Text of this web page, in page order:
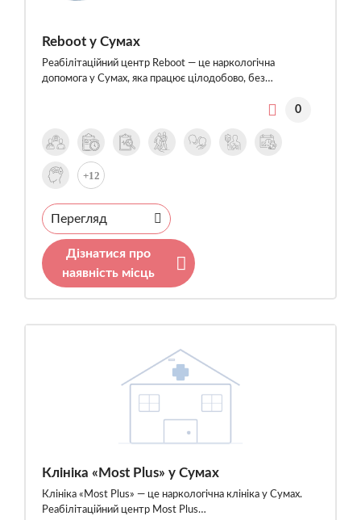
Reboot у Сумах
Реабілітаційний центр Reboot — це наркологічна
допомога у Сумах, яка працює цілодобово, без…
0
+12
Перегляд
Дізнатися про
наявність місць
Клініка «Most Plus» у Сумах
Клініка «Most Plus» — це наркологічна клініка у Сумах.
Реабілітаційний центр Most Plus…